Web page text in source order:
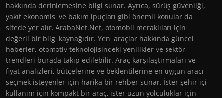
hakkında derinlemesine bilgi sunar. Ayrıca, sürüş güvenliği,
yakıt ekonomisi ve bakım ipuçları gibi önemli konular da
sitede yer alır. ArabaNet.Net, otomobil meraklıları için
değerli bir bilgi kaynağıdır. Yeni araçlar hakkında güncel
haberler, otomotiv teknolojisindeki yenilikler ve sektör
trendleri burada takip edilebilir. Araç karşılaştırmaları ve
fiyat analizleri, bütçelerine ve beklentilerine en uygun aracı
seçmek isteyenler için harika bir rehber sunar. İster şehir içi
kullanım için kompakt bir araç, ister uzun yolculuklar için